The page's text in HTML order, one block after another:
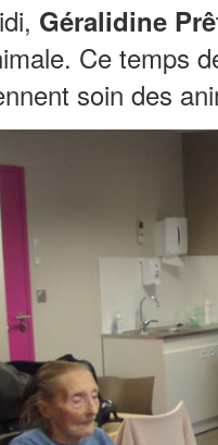
Géralidine
Ce temps
soin des